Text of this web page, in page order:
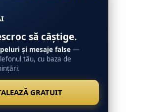
să câștige.
și mesaje false —
tău, cu baza de
GRATUIT